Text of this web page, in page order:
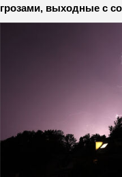
грозами, выходные с